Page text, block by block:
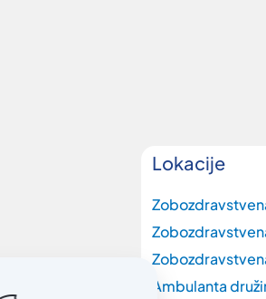
Lokacije
Ambulanta